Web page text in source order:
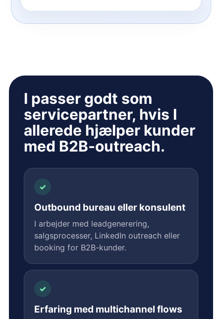
I passer godt som
servicepartner, hvis I
allerede hjælper kunder
med B2B-outreach.
✓
Outbound bureau eller konsulent
I arbejder med leadgenerering,
salgsprocesser, LinkedIn outreach eller
booking for B2B-kunder.
✓
Erfaring med multichannel flows